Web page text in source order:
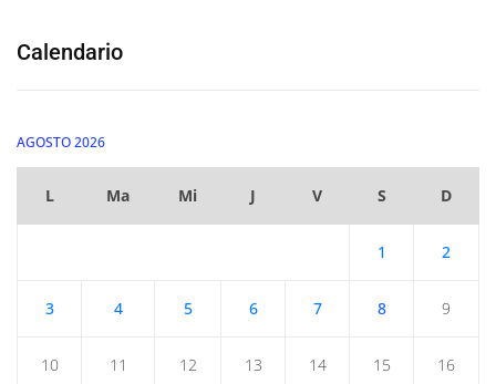
Calendario
AGOSTO 2026
L Ma Mi J V S D
1 2
3 4 5 6 7 8 9
10 11 12 13 14 15 16